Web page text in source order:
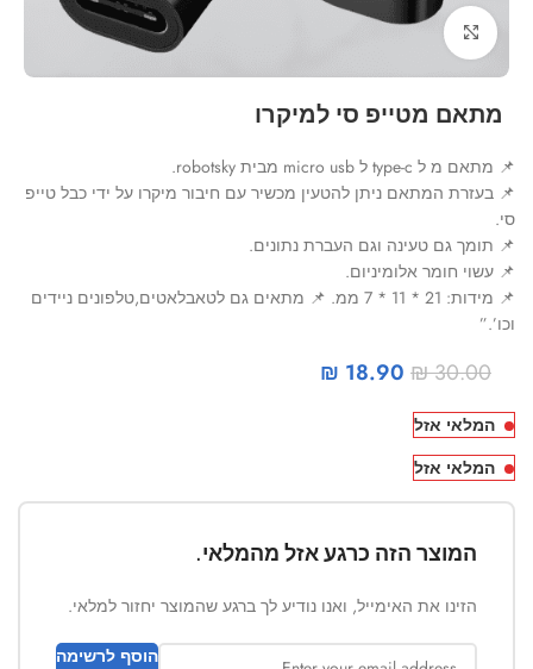
Click to enlarge
מתאם מטייפ סי למיקרו
📌 מתאם מ ל type-c ל micro usb מבית robotsky.
📌 בעזרת המתאם ניתן להטעין מכשיר עם חיבור מיקרו על ידי כבל טייפ
סי.
📌 תומך גם טעינה וגם העברת נתונים.
📌 עשוי חומר אלומיניום.
📌 מידות: 21 * 11 * 7 ממ. 📌 מתאים גם לטאבלאטים,טלפונים ניידים
וכו’.”
₪30.00
₪ 18.90
המלאי אזל
המלאי אזל
המוצר הזה כרגע אזל מהמלאי.
הזינו את האימייל, ואנו נודיע לך ברגע שהמוצר יחזור למלאי.
הוסף לרשימה